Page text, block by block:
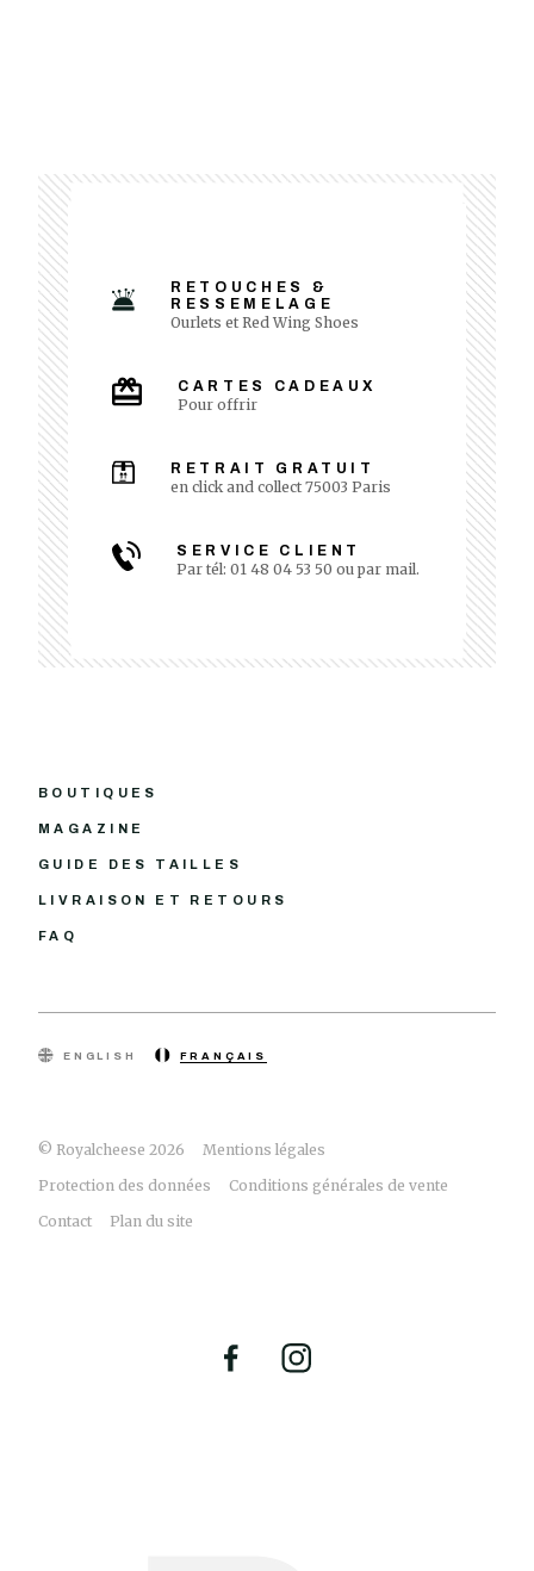
RETOUCHES &
RESSEMELAGE
Ourlets et Red Wing Shoes
CARTES CADEAUX
Pour offrir
RETRAIT GRATUIT
en click and collect 75003 Paris
SERVICE CLIENT
Par tél: 01 48 04 53 50 ou par mail.
BOUTIQUES
MAGAZINE
GUIDE DES TAILLES
LIVRAISON ET RETOURS
FAQ
© Royalcheese 2026
Mentions légales
Protection des données
Conditions générales de vente
Contact
Plan du site
ENGLISH FRANÇAIS